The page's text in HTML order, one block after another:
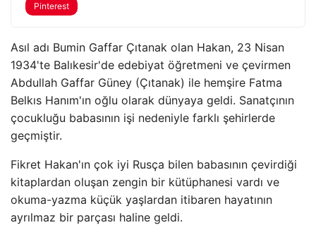
Pinterest
Asıl adı Bumin Gaffar Çıtanak olan Hakan, 23 Nisan
1934'te Balıkesir'de edebiyat öğretmeni ve çevirmen
Abdullah Gaffar Güney (Çıtanak) ile hemşire Fatma
Belkıs Hanım'ın oğlu olarak dünyaya geldi. Sanatçının
çocukluğu babasının işi nedeniyle farklı şehirlerde
geçmiştir.
Fikret Hakan'ın çok iyi Rusça bilen babasının çevirdiği
kitaplardan oluşan zengin bir kütüphanesi vardı ve
okuma-yazma küçük yaşlardan itibaren hayatının
ayrılmaz bir parçası haline geldi.